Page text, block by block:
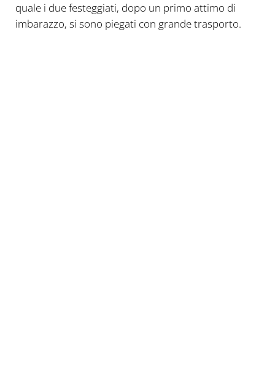
quale i due festeggiati, dopo un primo attimo di
imbarazzo, si sono piegati con grande trasporto.